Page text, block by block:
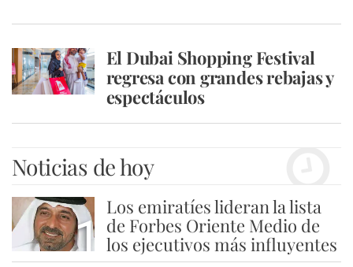
El Dubai Shopping Festival
regresa con grandes rebajas y
espectáculos
Noticias de hoy
1
Los emiratíes lideran la lista
de Forbes Oriente Medio de
los ejecutivos más influyentes